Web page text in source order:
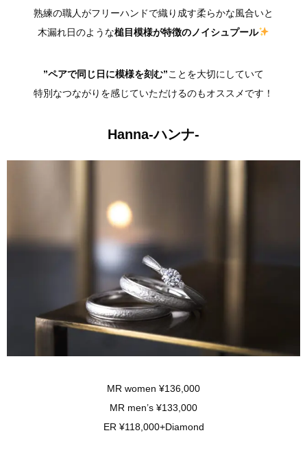
熟練の職人がフリーハンドで織り成す柔らかな風合いと
木漏れ日のような槌目模様が特徴のノイシュプール
”ペアで同じ日に模様を刻む”ことを大切にしていて
特別なつながりを感じていただけるのもオススメです！
Hanna-ハンナ-
MR women ¥136,000
MR men’s ¥133,000
ER ¥118,000+Diamond